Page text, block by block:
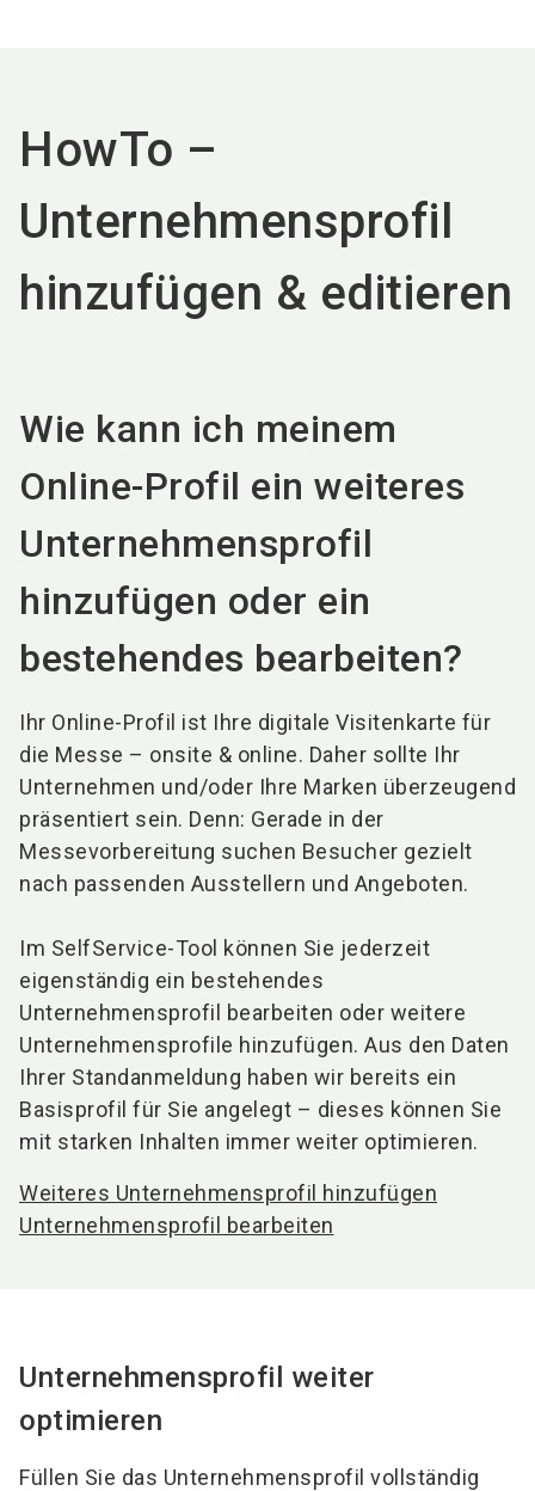
HowTo –
Unternehmensprofil
hinzufügen & editieren
Wie kann ich meinem
Online-Profil ein weiteres
Unternehmensprofil
hinzufügen oder ein
bestehendes bearbeiten?
Ihr Online-Profil ist Ihre digitale Visitenkarte für
die Messe – onsite & online. Daher sollte Ihr
Unternehmen und/oder Ihre Marken überzeugend
präsentiert sein. Denn: Gerade in der
Messevorbereitung suchen Besucher gezielt
nach passenden Ausstellern und Angeboten.
Im SelfService-Tool können Sie jederzeit
eigenständig ein bestehendes
Unternehmensprofil bearbeiten oder weitere
Unternehmensprofile hinzufügen. Aus den Daten
Ihrer Standanmeldung haben wir bereits ein
Basisprofil für Sie angelegt – dieses können Sie
mit starken Inhalten immer weiter optimieren.
Weiteres Unternehmensprofil hinzufügen
Unternehmensprofil bearbeiten
Unternehmensprofil weiter
optimieren
Füllen Sie das Unternehmensprofil vollständig